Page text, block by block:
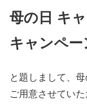
母の日 キ
キャンペー
と題しまして、
ご用意させていた